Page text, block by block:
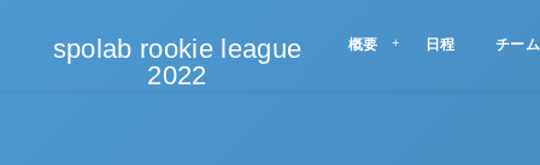
spolab rookie league
2022
概要 日程 チー